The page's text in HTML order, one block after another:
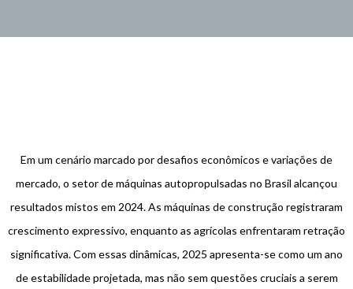
Em um cenário marcado por desafios econômicos e variações de
mercado, o setor de máquinas autopropulsadas no Brasil alcançou
resultados mistos em 2024. As máquinas de construção registraram
crescimento expressivo, enquanto as agrícolas enfrentaram retração
significativa. Com essas dinâmicas, 2025 apresenta-se como um ano
de estabilidade projetada, mas não sem questões cruciais a serem